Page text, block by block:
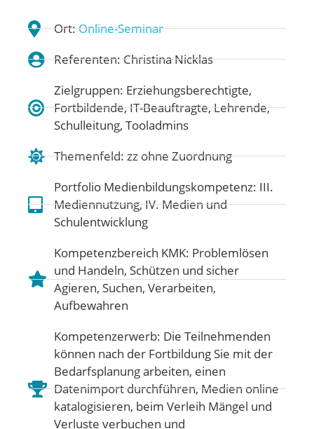
Ort:Online-Seminar
Referenten: Christina Nicklas
Zielgruppen: Erziehungsberechtigte,
Fortbildende, IT-Beauftragte, Lehrende,
Schulleitung, Tooladmins
Themenfeld:zz ohne Zuordnung
Portfolio Medienbildungskompetenz: III.
Mediennutzung,IV. Medien und
Schulentwicklung
Kompetenzbereich KMK: Problemlösen
und Handeln, Schützen und sicher
Agieren, Suchen, Verarbeiten,
Aufbewahren
Kompetenzerwerb: Die Teilnehmenden
können nach der Fortbildung Sie mit der
Bedarfsplanung arbeiten, einen
Datenimport durchführen, Medien online
katalogisieren, beim Verleih Mängel und
Verluste verbuchen und